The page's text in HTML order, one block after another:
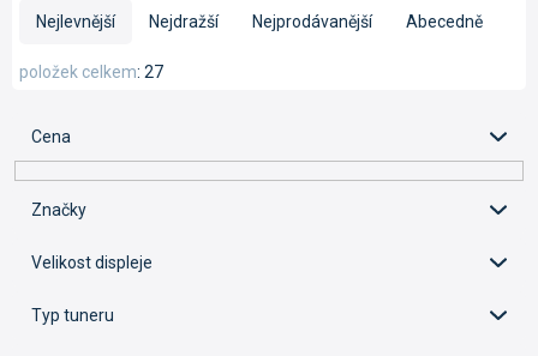
e
r
u
Nejlevnější Nejdražší Nejprodávanější Abecedně
27
položek celkem
Cena
Značky
Velikost displeje
Typ tuneru